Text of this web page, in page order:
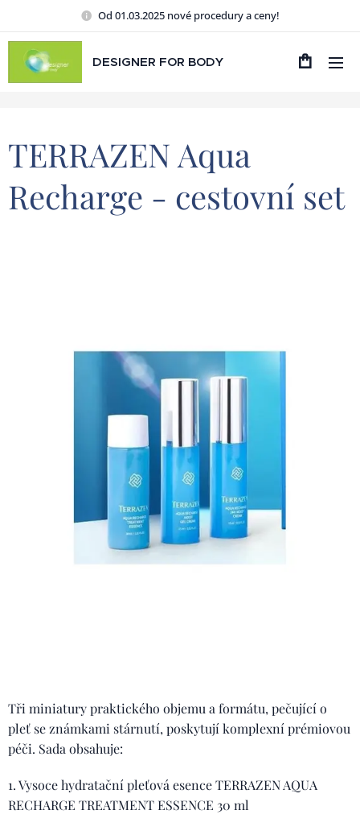
Od 01.03.2025 nové procedury a ceny!
DESIGNER FOR BODY
TERRAZEN Aqua
Recharge - cestovní set
Tři miniatury praktického objemu a formátu, pečující o
pleť se známkami stárnutí, poskytují komplexní prémiovou
péči. Sada obsahuje:
1. Vysoce hydratační pleťová esence TERRAZEN AQUA
RECHARGE TREATMENT ESSENCE 30 ml